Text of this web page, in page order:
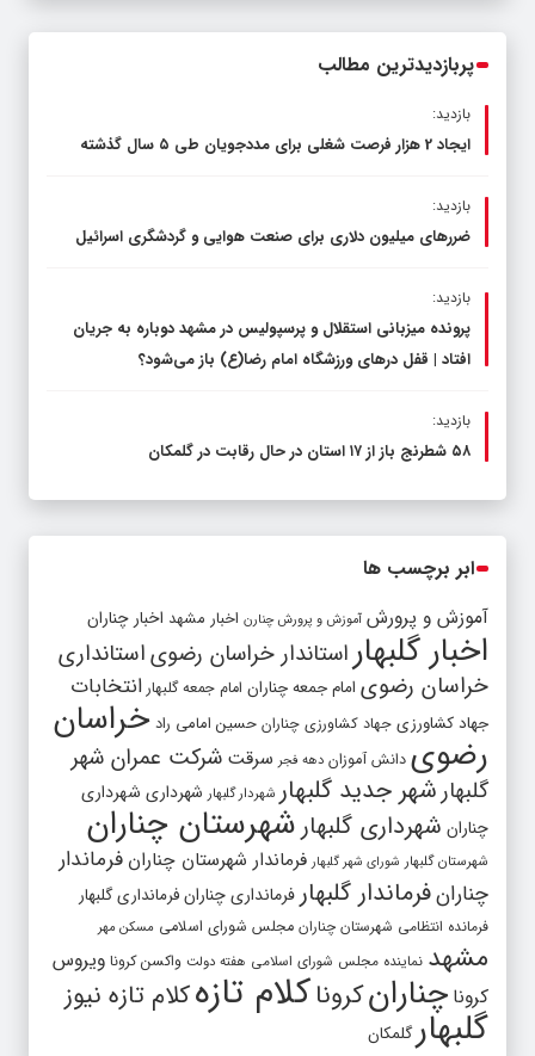
پربازدیدترین مطالب
بازدید:
ایجاد 2 هزار فرصت شغلی برای مددجویان طی ۵ سال گذشته
بازدید:
ضررهای میلیون دلاری برای صنعت هوایی و گردشگری اسرائیل
بازدید:
پرونده میزبانی استقلال و پرسپولیس در مشهد دوباره به جریان
افتاد | قفل در‌های ورزشگاه امام رضا(ع) باز می‌شود؟
بازدید:
۵۸ شطرنج‌ باز از ۱۷ استان در حال رقابت در گلمکان
ابر برچسب ها
آموزش و پرورش آموزش و پرورش چنارن اخبار مشهد اخبار چناران
اخبار گلبهار استاندار خراسان رضویاستانداری
خراسان رضوی امام جمعه چناران امام جمعه گلبهار انتخابات
جهاد کشاورزی جهاد کشاورزی چناران حسین امامی راد خراسان
رضوی دانش آموزان دهه فجر سرقت شرکت عمران شهر
گلبهارشهر جدید گلبهار شهردار گلبهار شهرداری شهرداری
چناران شهرداری گلبهار شهرستان چناران
شهرستان گلبهار شورای شهر گلبهار فرماندار شهرستان چناران فرماندار
چنارانفرماندار گلبهار فرمانداری چنارانفرمانداری گلبهار
فرمانده انتظامی شهرستان چناران مجلس شورای اسلامی مسکن مهر
مشهد نماینده مجلس شورای اسلامی هفته دولت واکسن کرونا ویروس
کرونا چنارانکروناکلام تازهکلام تازه نیوز
گلبهارگلمکان